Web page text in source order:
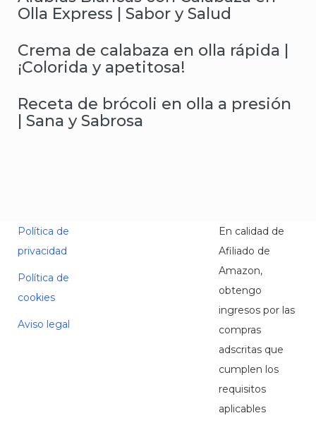
Olla Express | Sabor y Salud
Crema de calabaza en olla rápida |
¡Colorida y apetitosa!
Receta de brócoli en olla a presión
| Sana y Sabrosa
Política de
privacidad
Política de
cookies
Aviso legal
En calidad de
Afiliado de
Amazon,
obtengo
ingresos por las
compras
adscritas que
cumplen los
requisitos
aplicables